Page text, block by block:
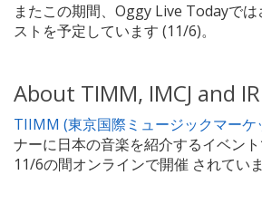
またこの期間、Oggy Live Todayで
ストを予定しています (11/6)。
About TIMM, IMCJ and
TIIMM (東京国際ミュージックマーケ
ナーに日本の音楽を紹介するイベン
11/6の間オンラインで開催 されていま